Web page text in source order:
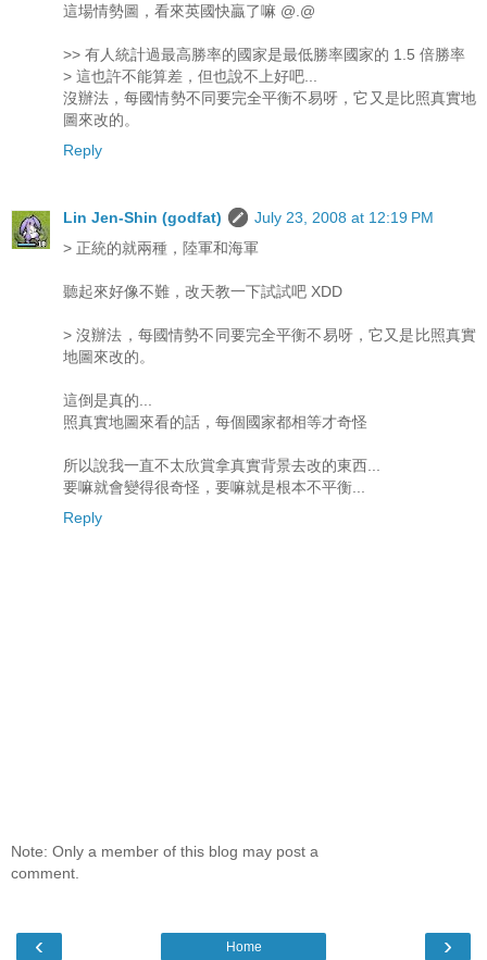
這場情勢圖，看來英國快贏了嘛 @.@
>> 有人統計過最高勝率的國家是最低勝率國家的 1.5 倍勝率
> 這也許不能算差，但也說不上好吧...
沒辦法，每國情勢不同要完全平衡不易呀，它又是比照真實地
圖來改的。
Reply
Lin Jen-Shin (godfat)
July 23, 2008 at 12:19 PM
> 正統的就兩種，陸軍和海軍
聽起來好像不難，改天教一下試試吧 XDD
> 沒辦法，每國情勢不同要完全平衡不易呀，它又是比照真實
地圖來改的。
這倒是真的...
照真實地圖來看的話，每個國家都相等才奇怪
所以說我一直不太欣賞拿真實背景去改的東西...
要嘛就會變得很奇怪，要嘛就是根本不平衡...
Reply
Note: Only a member of this blog may post a
comment.
‹ ›
Home